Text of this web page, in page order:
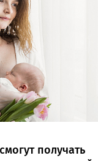
отметили, что до сих
однако их
проверяются
что большинство
фиксировались в
получать